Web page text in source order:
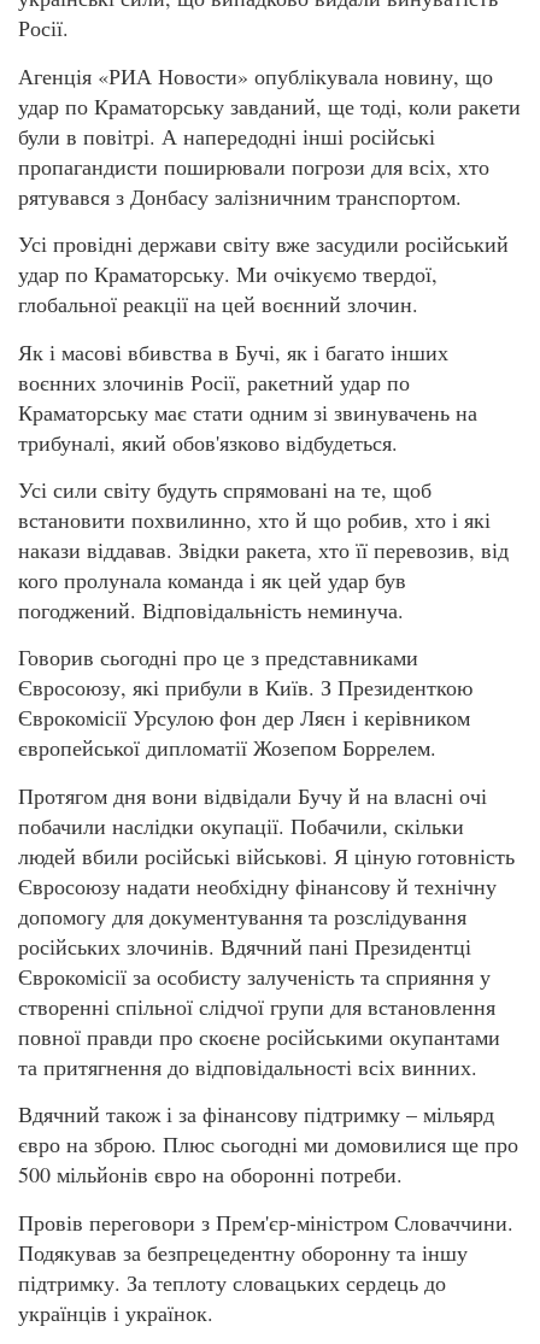
Росії.
Агенція «РИА Новости» опублікувала новину, що
удар по Краматорську завданий, ще тоді, коли ракети
були в повітрі. А напередодні інші російські
пропагандисти поширювали погрози для всіх, хто
рятувався з Донбасу залізничним транспортом.
Усі провідні держави світу вже засудили російський
удар по Краматорську. Ми очікуємо твердої,
глобальної реакції на цей воєнний злочин.
Як і масові вбивства в Бучі, як і багато інших
воєнних злочинів Росії, ракетний удар по
Краматорську має стати одним зі звинувачень на
трибуналі, який обов'язково відбудеться.
Усі сили світу будуть спрямовані на те, щоб
встановити похвилинно, хто й що робив, хто і які
накази віддавав. Звідки ракета, хто її перевозив, від
кого пролунала команда і як цей удар був
погоджений. Відповідальність неминуча.
Говорив сьогодні про це з представниками
Євросоюзу, які прибули в Київ. З Президенткою
Єврокомісії Урсулою фон дер Ляєн і керівником
європейської дипломатії Жозепом Боррелем.
Протягом дня вони відвідали Бучу й на власні очі
побачили наслідки окупації. Побачили, скільки
людей вбили російські військові. Я ціную готовність
Євросоюзу надати необхідну фінансову й технічну
допомогу для документування та розслідування
російських злочинів. Вдячний пані Президентці
Єврокомісії за особисту залученість та сприяння у
створенні спільної слідчої групи для встановлення
повної правди про скоєне російськими окупантами
та притягнення до відповідальності всіх винних.
Вдячний також і за фінансову підтримку – мільярд
євро на зброю. Плюс сьогодні ми домовилися ще про
500 мільйонів євро на оборонні потреби.
Провів переговори з Прем'єр-міністром Словаччини.
Подякував за безпрецедентну оборонну та іншу
підтримку. За теплоту словацьких сердець до
українців і українок.